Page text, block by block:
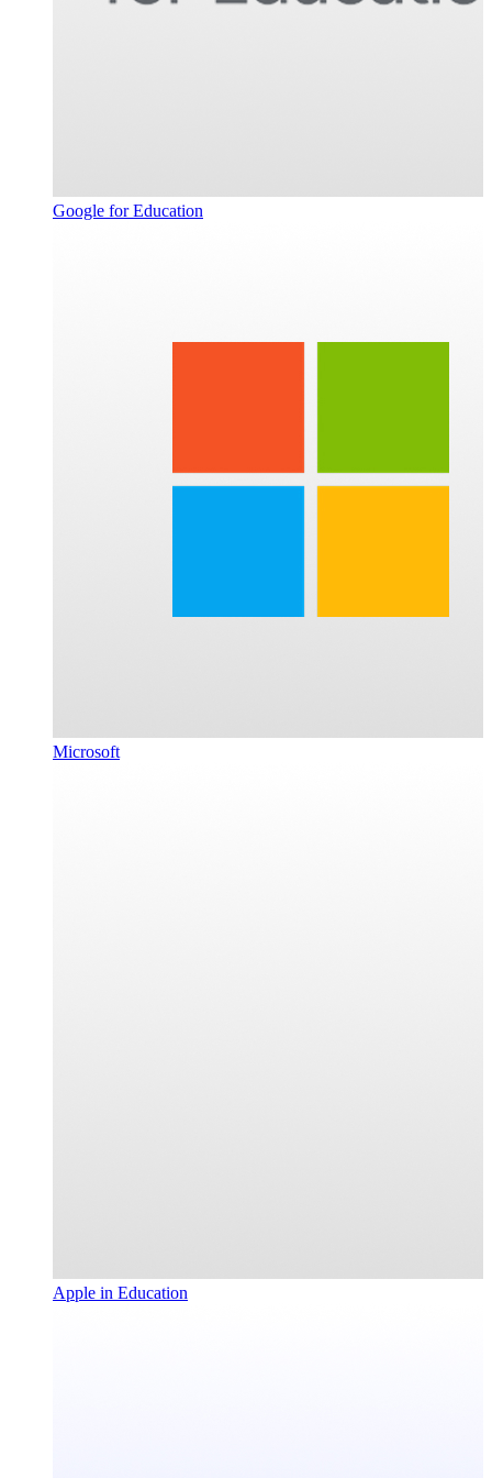
Google for Education
Microsoft
Apple in Education